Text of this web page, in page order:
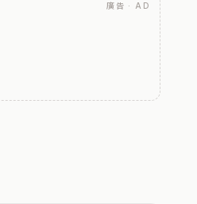
廣告 · AD